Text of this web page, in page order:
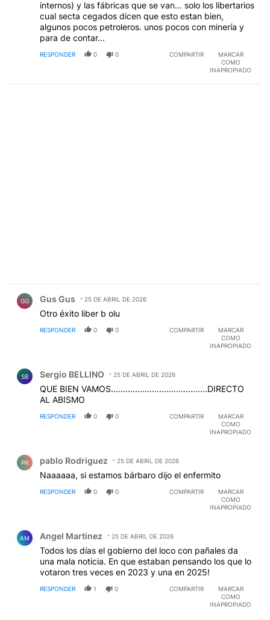
internos) y las fábricas que se van... solo los libertarios
cual secta cegados dicen que esto estan bien,
algunos pocos petroleros. unos pocos con minería y
para de contar...
RESPONDER 0 0 COMPARTIR
MARCAR
COMO
INAPROPIADO
GG Gus Gus 25 DE ABRIL DE 2026
Otro éxito liber b olu
RESPONDER 0 0 COMPARTIR
MARCAR
COMO
INAPROPIADO
SB Sergio BELLINO 25 DE ABRIL DE 2026
QUE BIEN VAMOS........................................DIRECTO
AL ABISMO
RESPONDER 0 0 COMPARTIR
MARCAR
COMO
INAPROPIADO
PR pablo Rodriguez 25 DE ABRIL DE 2026
Naaaaaa, si estamos bárbaro dijo el enfermito
RESPONDER 0 0 COMPARTIR
MARCAR
COMO
INAPROPIADO
AM Angel Martinez 25 DE ABRIL DE 2026
Todos los días el gobierno del loco con pañales da
una mala noticia. En que estaban pensando los que lo
votaron tres veces en 2023 y una en 2025!
RESPONDER 1 0 COMPARTIR
MARCAR
COMO
INAPROPIADO